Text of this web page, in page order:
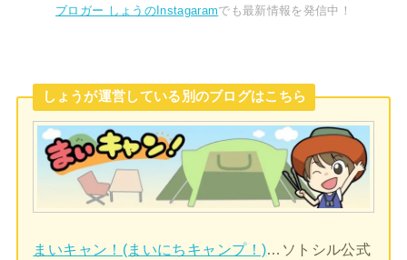
ブロガー しょうのInstagaramでも最新情報を発信中！
しょうが運営している別のブログはこちら
まいキャン！(まいにちキャンプ！)…ソトシル公式